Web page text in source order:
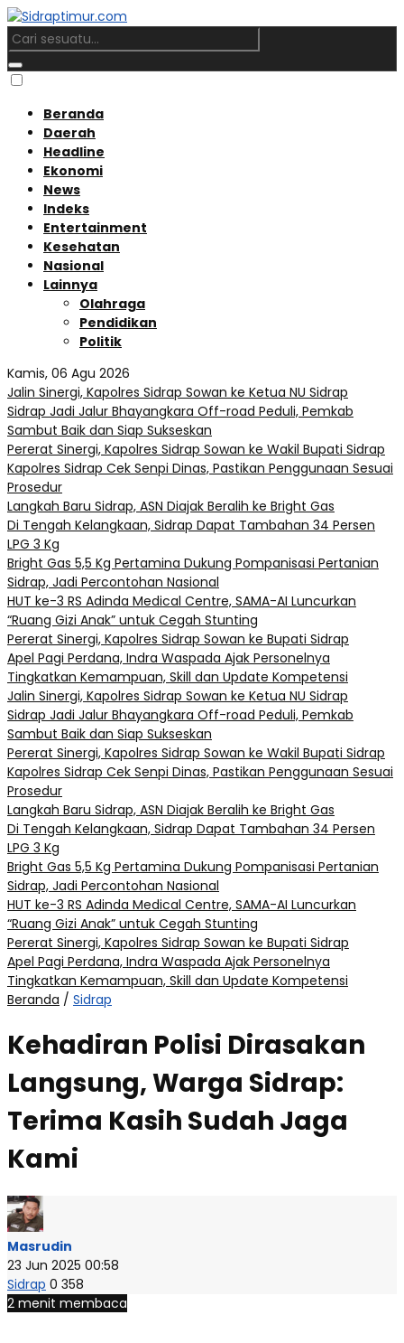
Beranda
Daerah
Headline
Ekonomi
News
Indeks
Entertainment
Kesehatan
Nasional
Lainnya
Olahraga
Pendidikan
Politik
Kamis, 06 Agu 2026
Jalin Sinergi, Kapolres Sidrap Sowan ke Ketua NU Sidrap
Sidrap Jadi Jalur Bhayangkara Off-road Peduli, Pemkab
Sambut Baik dan Siap Sukseskan
Pererat Sinergi, Kapolres Sidrap Sowan ke Wakil Bupati Sidrap
Kapolres Sidrap Cek Senpi Dinas, Pastikan Penggunaan Sesuai
Prosedur
Langkah Baru Sidrap, ASN Diajak Beralih ke Bright Gas
Di Tengah Kelangkaan, Sidrap Dapat Tambahan 34 Persen
LPG 3 Kg
Bright Gas 5,5 Kg Pertamina Dukung Pompanisasi Pertanian
Sidrap, Jadi Percontohan Nasional
HUT ke-3 RS Adinda Medical Centre, SAMA-AI Luncurkan
“Ruang Gizi Anak” untuk Cegah Stunting
Pererat Sinergi, Kapolres Sidrap Sowan ke Bupati Sidrap
Apel Pagi Perdana, Indra Waspada Ajak Personelnya
Tingkatkan Kemampuan, Skill dan Update Kompetensi
Jalin Sinergi, Kapolres Sidrap Sowan ke Ketua NU Sidrap
Sidrap Jadi Jalur Bhayangkara Off-road Peduli, Pemkab
Sambut Baik dan Siap Sukseskan
Pererat Sinergi, Kapolres Sidrap Sowan ke Wakil Bupati Sidrap
Kapolres Sidrap Cek Senpi Dinas, Pastikan Penggunaan Sesuai
Prosedur
Langkah Baru Sidrap, ASN Diajak Beralih ke Bright Gas
Di Tengah Kelangkaan, Sidrap Dapat Tambahan 34 Persen
LPG 3 Kg
Bright Gas 5,5 Kg Pertamina Dukung Pompanisasi Pertanian
Sidrap, Jadi Percontohan Nasional
HUT ke-3 RS Adinda Medical Centre, SAMA-AI Luncurkan
“Ruang Gizi Anak” untuk Cegah Stunting
Pererat Sinergi, Kapolres Sidrap Sowan ke Bupati Sidrap
Apel Pagi Perdana, Indra Waspada Ajak Personelnya
Tingkatkan Kemampuan, Skill dan Update Kompetensi
Beranda / Sidrap
Kehadiran Polisi Dirasakan
Langsung, Warga Sidrap:
Terima Kasih Sudah Jaga
Kami
Masrudin
23 Jun 2025 00:58
Sidrap 0 358
2 menit membaca